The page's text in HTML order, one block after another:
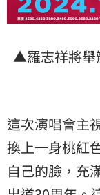
▲羅志祥將舉
這次演唱會主
換上一身桃紅
自己的臉，充